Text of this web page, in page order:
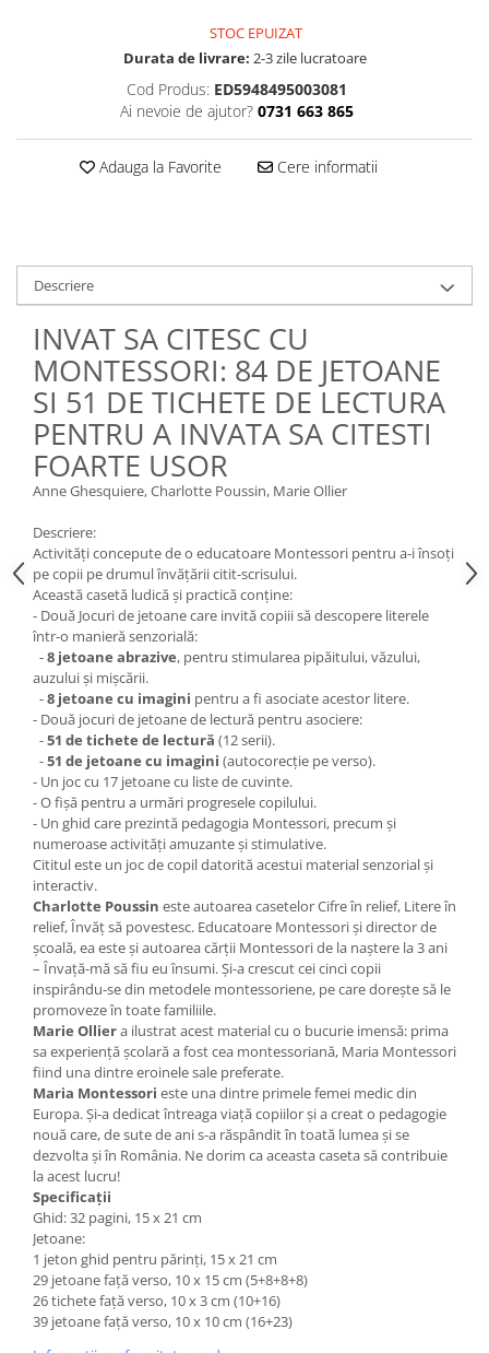
STOC EPUIZAT
Durata de livrare: 2-3 zile lucratoare
Cod Produs: ED5948495003081
Ai nevoie de ajutor? 0731 663 865
Adauga la Favorite Cere informatii
Descriere
INVAT SA CITESC CU
MONTESSORI: 84 DE JETOANE
SI 51 DE TICHETE DE LECTURA
PENTRU A INVATA SA CITESTI
FOARTE USOR
Anne Ghesquiere, Charlotte Poussin, Marie Ollier
Descriere:
Activități concepute de o educatoare Montessori pentru a-i însoți
pe copii pe drumul învățării citit-scrisului.
Această casetă ludică și practică conține:
- Două Jocuri de jetoane care invită copiii să descopere literele
într-o manieră senzorială:
-8 jetoane abrazive, pentru stimularea pipăitului, văzului,
auzului și mișcării.
-8 jetoane cu imagini pentru a fi asociate acestor litere.
- Două jocuri de jetoane de lectură pentru asociere:
-51 de tichete de lectură (12 serii).
-51 de jetoane cu imagini (autocorecție pe verso).
- Un joc cu 17 jetoane cu liste de cuvinte.
- O fișă pentru a urmări progresele copilului.
- Un ghid care prezintă pedagogia Montessori, precum și
numeroase activități amuzante și stimulative.
Cititul este un joc de copil datorită acestui material senzorial și
interactiv.
Charlotte Poussin este autoarea casetelor Cifre în relief, Litere în
relief, Învăț să povestesc. Educatoare Montessori și director de
școală, ea este și autoarea cărții Montessori de la naștere la 3 ani
– Învață-mă să fiu eu însumi. Și-a crescut cei cinci copii
inspirându-se din metodele montessoriene, pe care dorește să le
promoveze în toate familiile.
Marie Olliera ilustrat acest material cu o bucurie imensă: prima
sa experiență școlară a fost cea montessoriană, Maria Montessori
fiind una dintre eroinele sale preferate.
Maria Montessori este una dintre primele femei medic din
Europa. Și-a dedicat întreaga viață copiilor și a creat o pedagogie
nouă care, de sute de ani s-a răspândit în toată lumea și se
dezvolta și în România. Ne dorim ca aceasta caseta să contribuie
la acest lucru!
Specificații
Ghid: 32 pagini, 15 x 21 cm
Jetoane:
1 jeton ghid pentru părinți, 15 x 21 cm
29 jetoane față verso, 10 x 15 cm (5+8+8+8)
26 tichete față verso, 10 x 3 cm (10+16)
39 jetoane față verso, 10 x 10 cm (16+23)